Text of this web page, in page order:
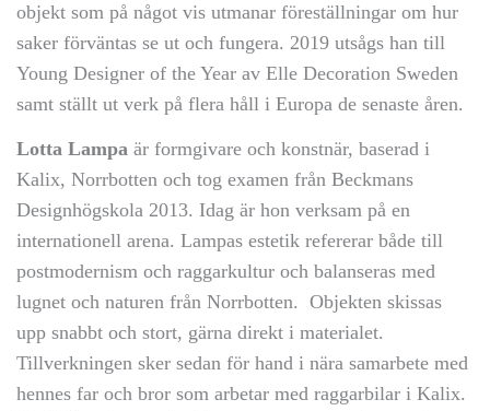
objekt som på något vis utmanar föreställningar om hur
saker förväntas se ut och fungera. 2019 utsågs han till
Young Designer of the Year av Elle Decoration Sweden
samt ställt ut verk på flera håll i Europa de senaste åren.
Lotta Lampa är formgivare och konstnär, baserad i
Kalix, Norrbotten och tog examen från Beckmans
Designhögskola 2013. Idag är hon verksam på en
internationell arena. Lampas estetik refererar både till
postmodernism och raggarkultur och balanseras med
lugnet och naturen från Norrbotten. Objekten skissas
upp snabbt och stort, gärna direkt i materialet.
Tillverkningen sker sedan för hand i nära samarbete med
hennes far och bror som arbetar med raggarbilar i Kalix.